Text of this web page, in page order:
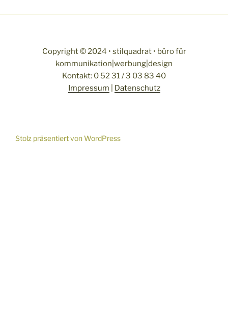
Copyright © 2024 • stilquadrat • büro für
kommunikation|werbung|design
Kontakt: 0 52 31 / 3 03 83 40
Impressum
Datenschutz
Stolz präsentiert von WordPress